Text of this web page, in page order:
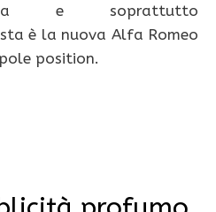
e soprattutto
è la nuova Alfa Romeo
position.